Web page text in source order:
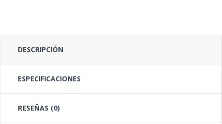
DESCRIPCIÓN
ESPECIFICACIONES
RESEÑAS (0)